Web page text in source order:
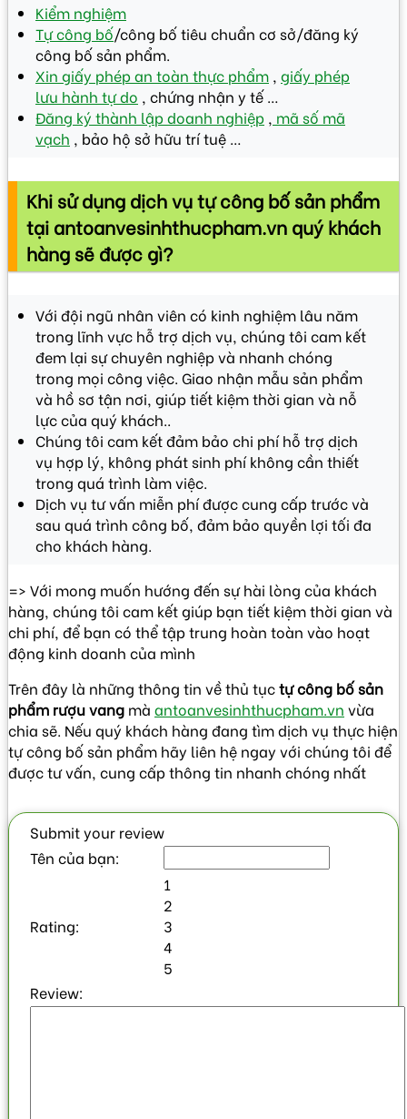
Kiểm nghiệm
Tự công bố/công bố tiêu chuẩn cơ sở/đăng ký
công bố sản phẩm.
Xin giấy phép an toàn thực phẩm , giấy phép
lưu hành tự do , chứng nhận y tế …
Đăng ký thành lập doanh nghiệp , mã số mã
vạch , bảo hộ sở hữu trí tuệ …
Khi sử dụng dịch vụ tự công bố sản phẩm
tại antoanvesinhthucpham.vn quý khách
hàng sẽ được gì?
Với đội ngũ nhân viên có kinh nghiệm lâu năm
trong lĩnh vực hỗ trợ dịch vụ, chúng tôi cam kết
đem lại sự chuyên nghiệp và nhanh chóng
trong mọi công việc. Giao nhận mẫu sản phẩm
và hồ sơ tận nơi, giúp tiết kiệm thời gian và nỗ
lực của quý khách..
Chúng tôi cam kết đảm bảo chi phí hỗ trợ dịch
vụ hợp lý, không phát sinh phí không cần thiết
trong quá trình làm việc.
Dịch vụ tư vấn miễn phí được cung cấp trước và
sau quá trình công bố, đảm bảo quyền lợi tối đa
cho khách hàng.
=> Với mong muốn hướng đến sự hài lòng của khách
hàng, chúng tôi cam kết giúp bạn tiết kiệm thời gian và
chi phí, để bạn có thể tập trung hoàn toàn vào hoạt
động kinh doanh của mình
Trên đây là những thông tin về thủ tụctự công bố sản
phẩm rượu vang mà antoanvesinhthucpham.vn vừa
chia sẽ. Nếu quý khách hàng đang tìm dịch vụ thực hiện
tự công bố sản phẩm hãy liên hệ ngay với chúng tôi để
được tư vấn, cung cấp thông tin nhanh chóng nhất
Submit your review
Tên của bạn:
Rating:
1
2
3
4
5
Review: